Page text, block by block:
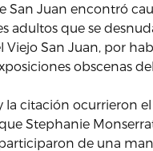
San Juan encontró
adultos que se
Viejo San Juan, por
obscenas
la citación ocurrieron
Stephanie
de una